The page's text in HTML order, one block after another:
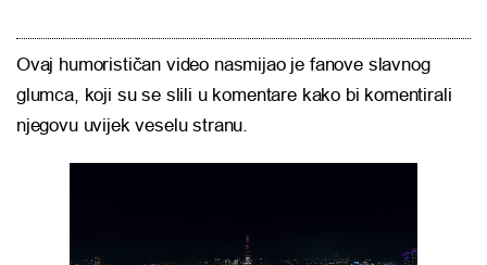
Ovaj humorističan video nasmijao je fanove slavnog
glumca, koji su se slili u komentare kako bi komentirali
njegovu uvijek veselu stranu.